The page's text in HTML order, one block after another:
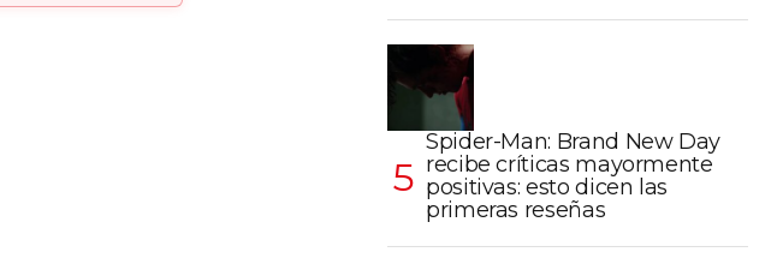
Spider-Man: Brand New Day
recibe críticas mayormente
positivas: esto dicen las
primeras reseñas